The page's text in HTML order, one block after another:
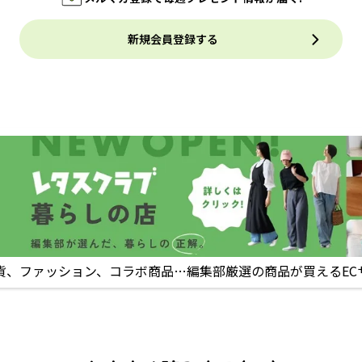
新規会員登録する
、ファッション、コラボ商品…編集部厳選の商品が買えるEC